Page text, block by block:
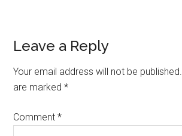
Reader
Interactions
Leave a Reply
Your email address will not be published.
are marked*
Comment*